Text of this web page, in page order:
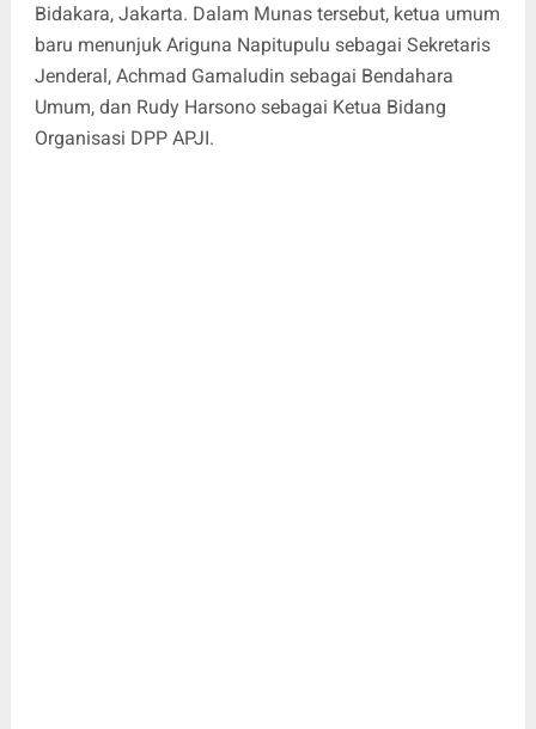
Bidakara, Jakarta. Dalam Munas tersebut, ketua umum
baru menunjuk Ariguna Napitupulu sebagai Sekretaris
Jenderal, Achmad Gamaludin sebagai Bendahara
Umum, dan Rudy Harsono sebagai Ketua Bidang
Organisasi DPP APJI.